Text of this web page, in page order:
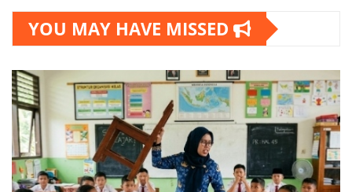
YOU MAY HAVE MISSED